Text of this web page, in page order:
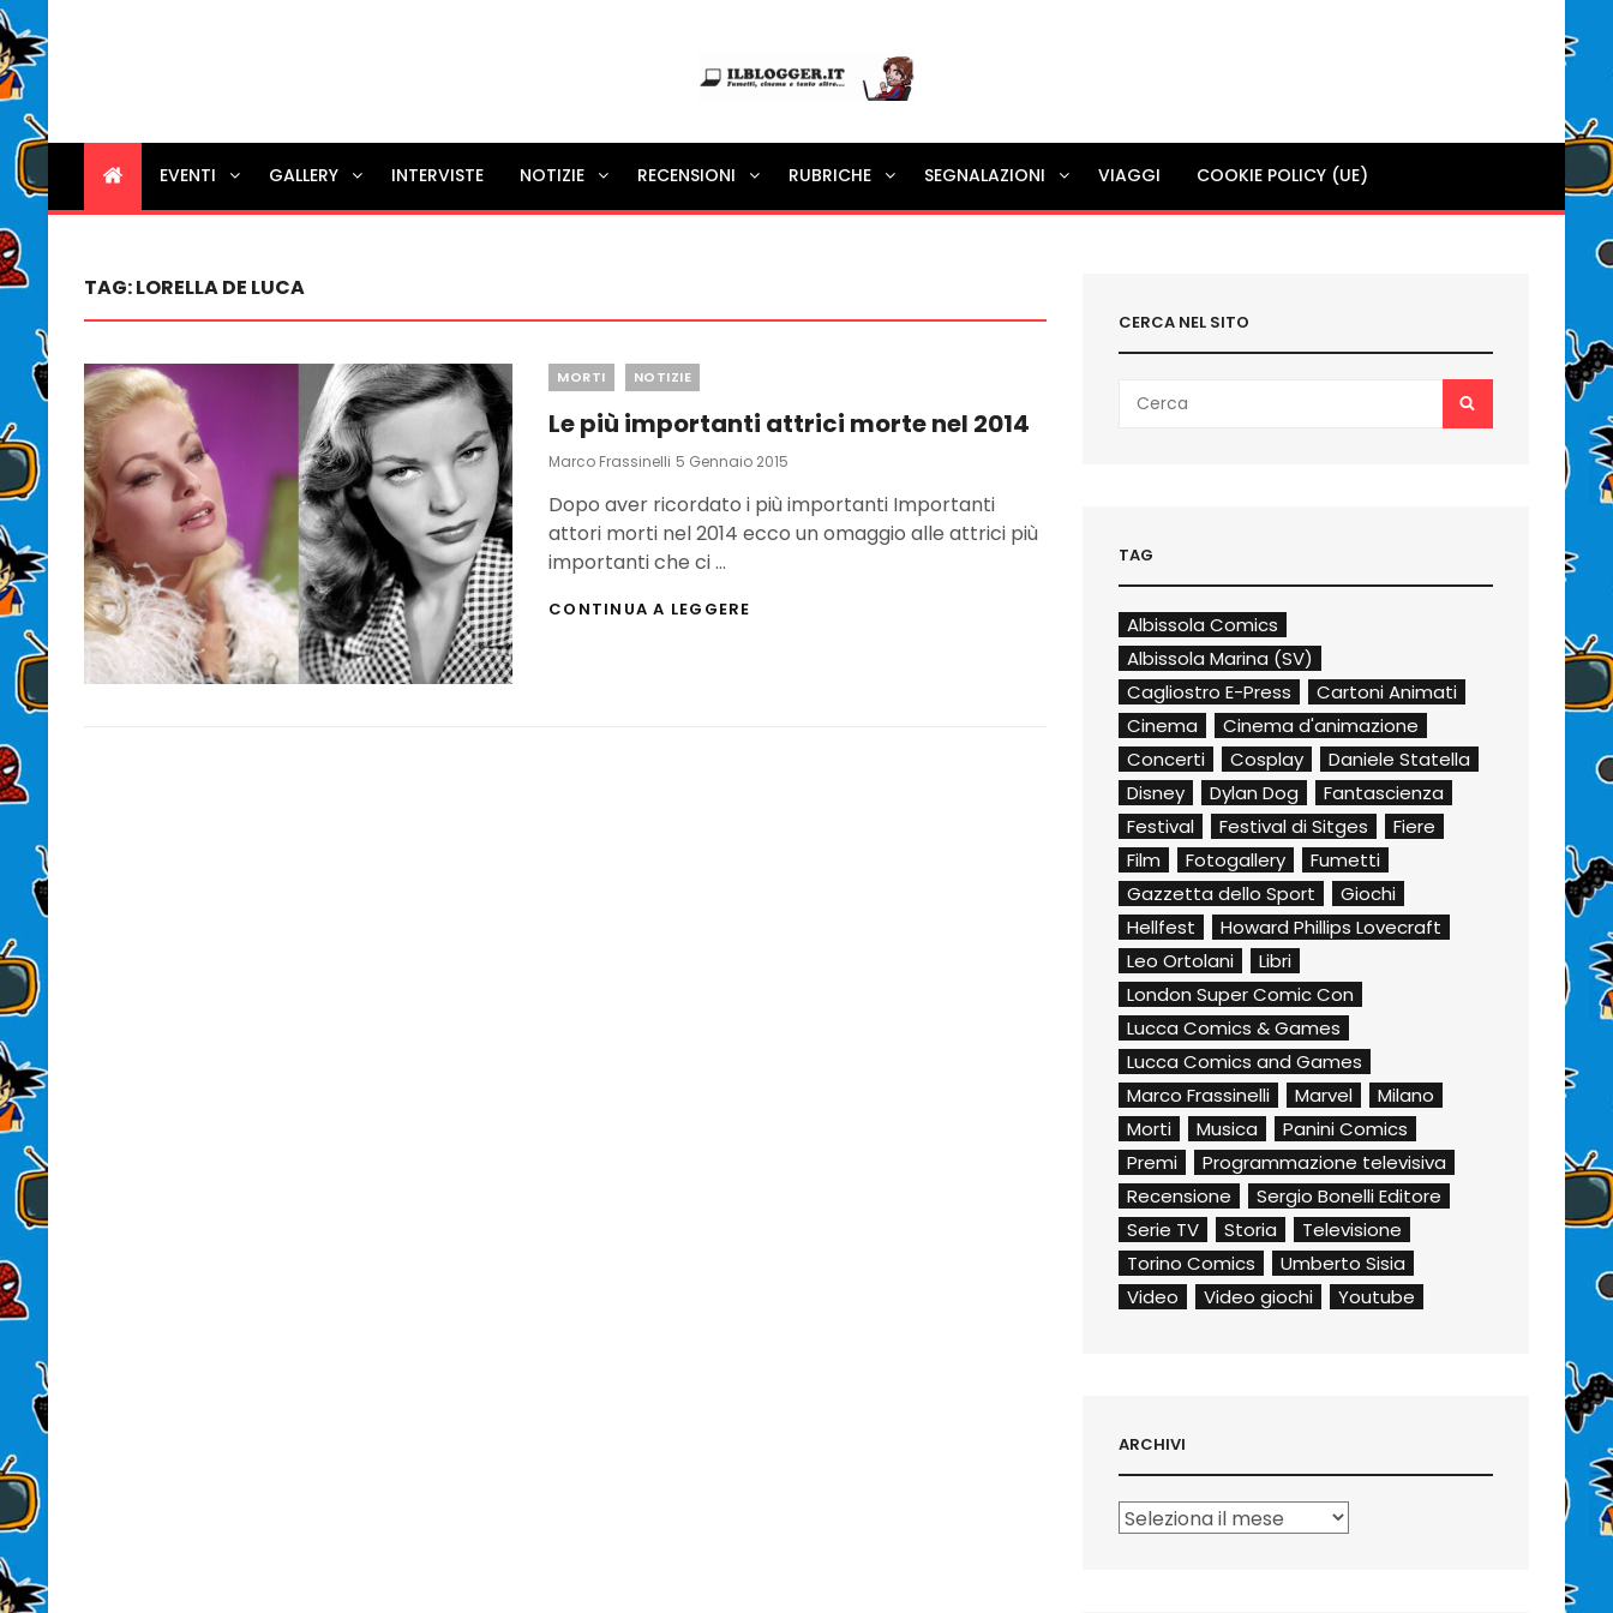
Ilblogger.it
Il portalino di blog |
EVENTI GALLERY INTERVISTE NOTIZIE RECENSIONI RUBRICHE SEGNALAZIONI VIAGGI COOKIE POLICY (UE)
TAG:LORELLA DE LUCA
Categories
MORTI NOTIZIE
Le più importanti attrici morte nel 2014
Marco Frassinelli Posted
5 Gennaio 2015
Dopo aver ricordato i più importanti Importanti
attori morti nel 2014 ecco un omaggio alle attrici più
importanti che ci …
CONTINUA A LEGGERE
CERCA NEL SITO
for:
TAG
Albissola Comics
Albissola Marina (SV)
Cagliostro E-Press
Cartoni Animati
Cinema
Cinema d'animazione
Concerti
Cosplay
Daniele Statella
Disney
Dylan Dog
Fantascienza
Festival
Festival di Sitges
Fiere
Film
Fotogallery
Fumetti
Gazzetta dello Sport
Giochi
Hellfest
Howard Phillips Lovecraft
Leo Ortolani
Libri
London Super Comic Con
Lucca Comics & Games
Lucca Comics and Games
Marco Frassinelli
Marvel
Milano
Morti
Musica
Panini Comics
Premi
Programmazione televisiva
Recensione
Sergio Bonelli Editore
Serie TV
Storia
Televisione
Torino Comics
Umberto Sisia
Video
Video giochi Youtube
ARCHIVI
Archivi